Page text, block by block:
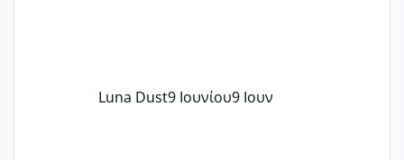
Luna Dust9 Ιουνίου9 Ιουν